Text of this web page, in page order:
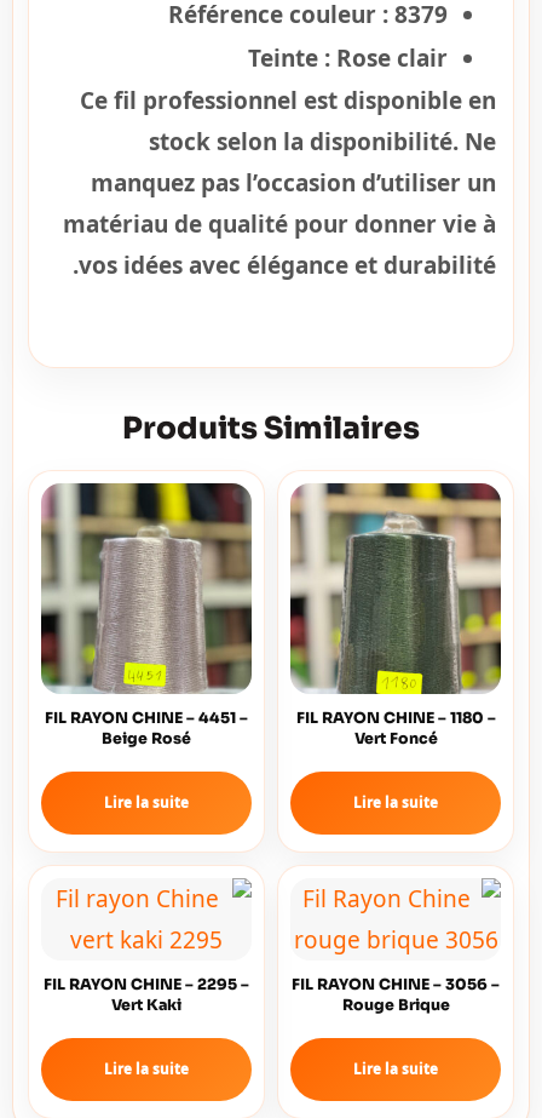
Référence couleur :8379
Teinte : Rose clair
Ce fil professionnel est disponible en
stock selon la disponibilité. Ne
manquez pas l’occasion d’utiliser un
matériau de qualité pour donner vie à
vos idées avec élégance et durabilité.
Produits Similaires
FIL RAYON CHINE – 1180 –
Vert Foncé
Lire la suite
FIL RAYON CHINE – 4451 –
Beige Rosé
Lire la suite
FIL RAYON CHINE – 3056 –
Rouge Brique
Lire la suite
FIL RAYON CHINE – 2295 –
Vert Kaki
Lire la suite